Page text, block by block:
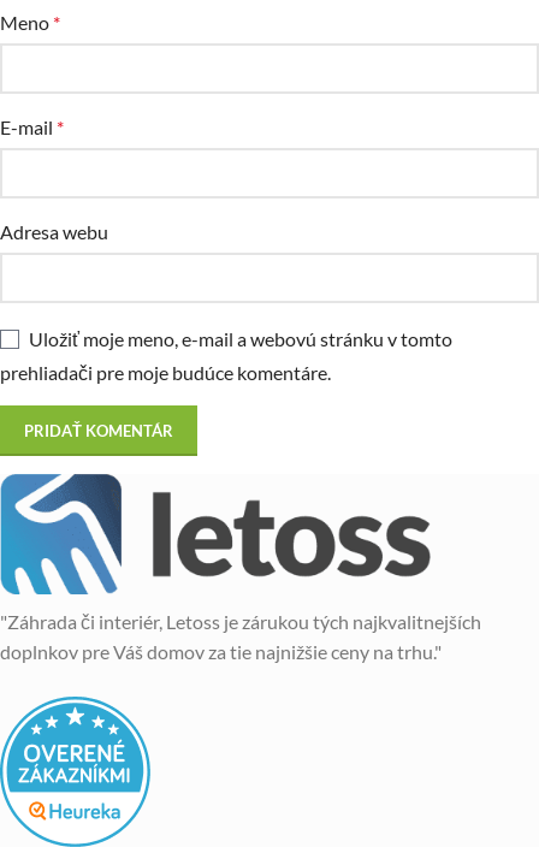
Meno *
E-mail *
Adresa webu
Uložiť moje meno, e-mail a webovú stránku v tomto
prehliadači pre moje budúce komentáre.
"Záhrada či interiér, Letoss je zárukou tých najkvalitnejších
doplnkov pre Váš domov za tie najnižšie ceny na trhu."